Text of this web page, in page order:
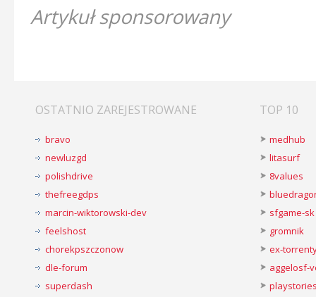
Artykuł sponsorowany
OSTATNIO ZAREJESTROWANE
bravo
newluzgd
polishdrive
thefreegdps
marcin-wiktorowski-dev
feelshost
chorekpszczonow
dle-forum
superdash
TOP 10
medhub
litasurf
8values
sfgame-sk
gromnik
ex-
aggelosf-